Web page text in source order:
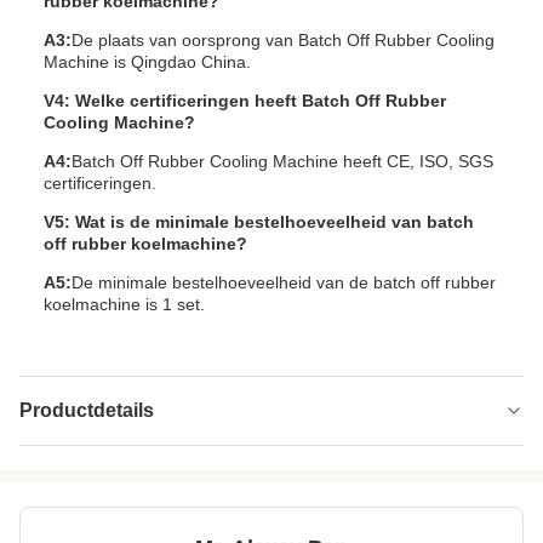
A3:De plaats van oorsprong van Batch Off Rubber Cooling
Machine is Qingdao China.
V4: Welke certificeringen heeft Batch Off Rubber
Cooling Machine?
A4:Batch Off Rubber Cooling Machine heeft CE, ISO, SGS
certificeringen.
V5: Wat is de minimale bestelhoeveelheid van batch
off rubber koelmachine?
A5:De minimale bestelhoeveelheid van de batch off rubber
koelmachine is 1 set.
Productdetails